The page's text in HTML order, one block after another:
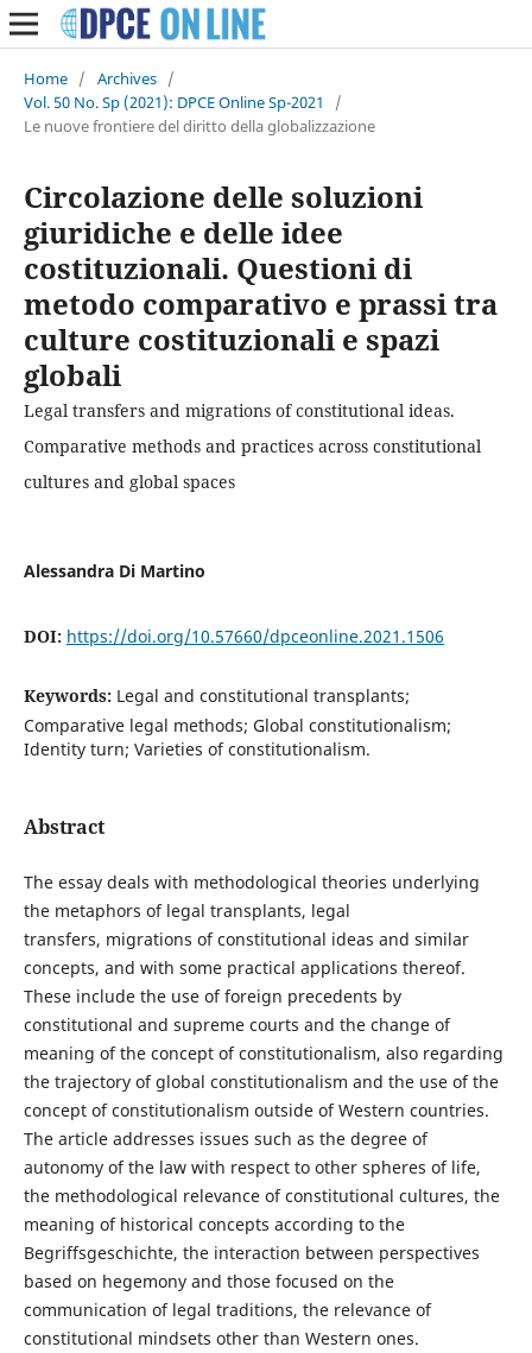
Home / Archives /
Vol. 50 No. Sp (2021): DPCE Online Sp-2021
/
Le nuove frontiere del diritto della globalizzazione
Circolazione delle soluzioni
giuridiche e delle idee
costituzionali. Questioni di
metodo comparativo e prassi tra
culture costituzionali e spazi
globali
Legal transfers and migrations of constitutional ideas.
Comparative methods and practices across constitutional
cultures and global spaces
Alessandra Di Martino
DOI: https://doi.org/10.57660/dpceonline.2021.1506
Keywords: Legal and constitutional transplants;
Comparative legal methods; Global constitutionalism;
Identity turn; Varieties of constitutionalism.
Abstract
The essay deals with methodological theories underlying
the metaphors of legal transplants, legal
transfers, migrations of constitutional ideas and similar
concepts, and with some practical applications thereof.
These include the use of foreign precedents by
constitutional and supreme courts and the change of
meaning of the concept of constitutionalism, also regarding
the trajectory of global constitutionalism and the use of the
concept of constitutionalism outside of Western countries.
The article addresses issues such as the degree of
autonomy of the law with respect to other spheres of life,
the methodological relevance of constitutional cultures, the
meaning of historical concepts according to the
Begriffsgeschichte, the interaction between perspectives
based on hegemony and those focused on the
communication of legal traditions, the relevance of
constitutional mindsets other than Western ones.